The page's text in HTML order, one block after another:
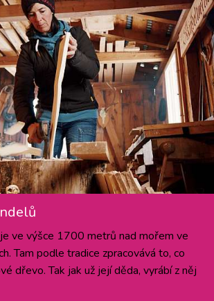
ve výšce 1700 metrů nad mořem ve
Tam podle tradice zpracovává to, co
dřevo. Tak jak už její děda, vyrábí z něj